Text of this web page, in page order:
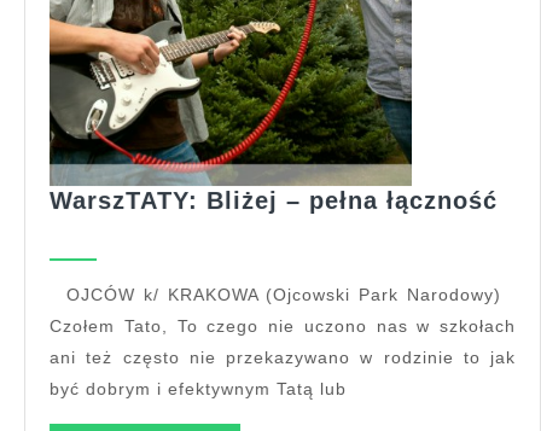
WarszTATY: Bliżej – pełna łączność
OJCÓW k/ KRAKOWA (Ojcowski Park Narodowy)
Czołem Tato, To czego nie uczono nas w szkołach
ani też często nie przekazywano w rodzinie to jak
być dobrym i efektywnym Tatą lub